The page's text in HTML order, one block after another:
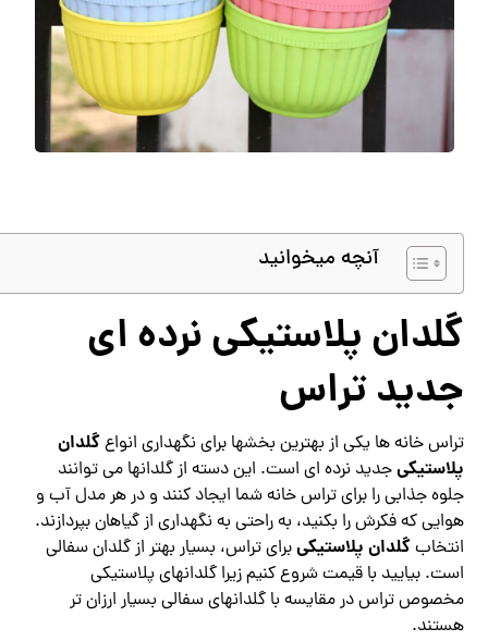
آنچه میخوانید
گلدان پلاستیکی نرده ای
جدید تراس
تراس خانه ها یکی از بهترین بخشها برای نگهداری انواعگلدان
پلاستیکیجدید نرده ای است. این دسته از گلدانها می توانند
جلوه جذابی را برای تراس خانه شما ایجاد کنند و در هر مدل آب و
هوایی که فکرش را بکنید، به راحتی به نگهداری از گیاهان بپردازند.
انتخابگلدان پلاستیکیبرای تراس، بسیار بهتر از گلدان سفالی
است. بیایید با قیمت شروع کنیم زیرا گلدانهای پلاستیکی
مخصوص تراس در مقایسه با گلدانهای سفالی بسیار ارزان تر
هستند.